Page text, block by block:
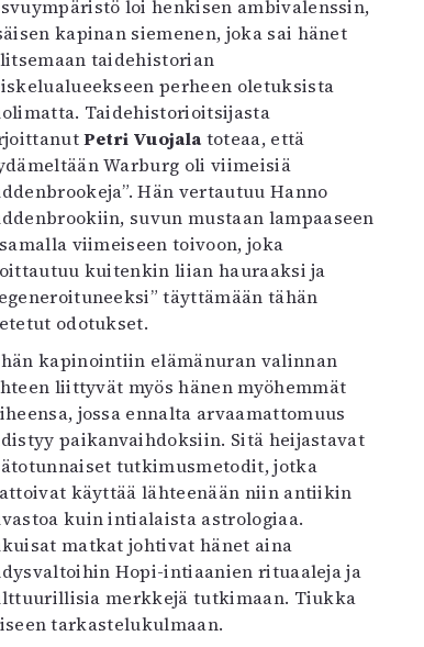
loi henkisen ambivalenssin,
kapinan siemenen, joka sai hänet
taidehistorian
perheen oletuksista
Taidehistorioitsijasta
Petri Vuojala toteaa, että
Warburg oli viimeisiä
Hän vertautuu Hanno
suvun mustaan lampaaseen
viimeiseen toivoon, joka
kuitenkin liian hauraaksi ja
täyttämään tähän
odotukset.
kapinointiin elämänuran valinnan
liittyvät myös hänen myöhemmät
jossa ennalta arvaamattomuus
paikanvaihdoksiin. Sitä heijastavat
tutkimusmetodit, jotka
käyttää lähteenään niin antiikin
kuin intialaista astrologiaa.
matkat johtivat hänet aina
Hopi-intiaanien rituaaleja ja
merkkejä tutkimaan. Tiukka
tarkastelukulmaan.